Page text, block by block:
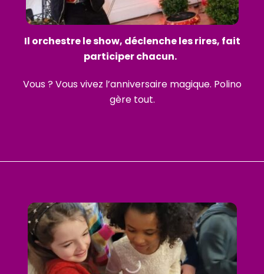
Il orchestre le show, déclenche les rires, fait
participer chacun.
Vous ? Vous vivez l’anniversaire magique. Polino
gère tout.